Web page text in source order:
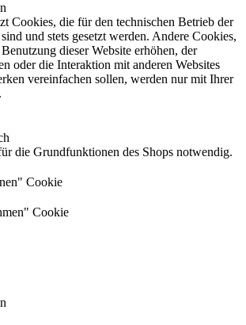
Cookies, die für den technischen Betrieb der
und stets gesetzt werden. Andere Cookies,
dieser Website erhöhen, der
oder die Interaktion mit anderen Websites
vereinfachen sollen, werden nur mit Ihrer
die Grundfunktionen des Shops notwendig.
Cookie
Cookie